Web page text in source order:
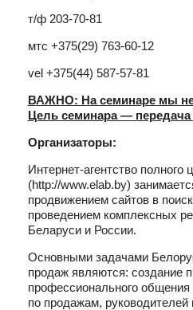
т/ф 203-70-81
мтс +375(29) 763-60-12
vel +375(44) 587-57-81
ВАЖНО: На семинаре мы не
Цель семинара — передача
Организаторы:
Интернет-агентство
(http://www.elab.by)
продвижением сайтов в
проведением комплексных
Беларуси и России.
Основными задачами
продаж являются: создание
профессионального
по продажам, руководителей